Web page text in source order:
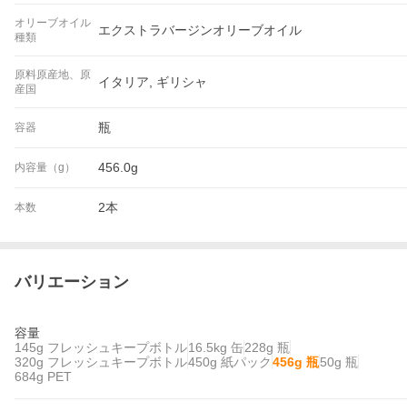
オリーブオイル
種類
エクストラバージンオリーブオイル
原料原産地、原
産国
イタリア, ギリシャ
容器 瓶
内容量（g） 456.0g
本数 2本
バリエーション
容量
145g フレッシュキープボトル16.5kg 缶228g 瓶
320g フレッシュキープボトル450g 紙パック456g 瓶50g 瓶
684g PET